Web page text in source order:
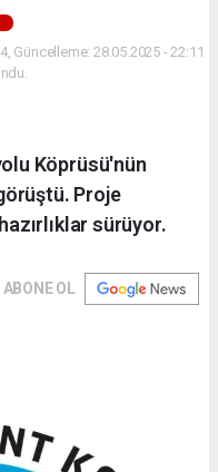
Güncelleme: 28.05.2025 - 22:11
Köprüsü'nün
Proje
sürüyor.
ABONE OL